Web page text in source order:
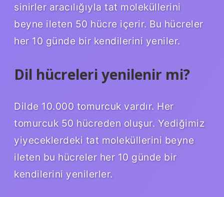
sinirler aracılığıyla tat moleküllerini
beyne ileten 50 hücre içerir. Bu hücreler
her 10 günde bir kendilerini yeniler.
Dil hücreleri yenilenir mi?
Dilde 10.000 tomurcuk vardır. Her
tomurcuk 50 hücreden oluşur. Yediğimiz
yiyeceklerdeki tat moleküllerini beyne
ileten bu hücreler her 10 günde bir
kendilerini yenilerler.